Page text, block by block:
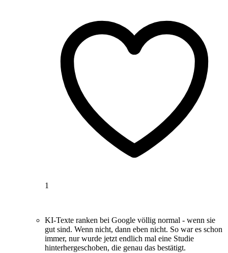
1
KI-Texte ranken bei Google völlig normal - wenn sie
gut sind. Wenn nicht, dann eben nicht. So war es schon
immer, nur wurde jetzt endlich mal eine Studie
hinterhergeschoben, die genau das bestätigt.